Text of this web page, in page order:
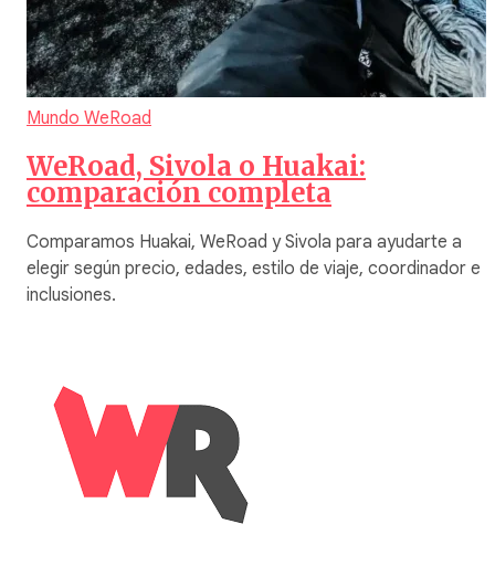
Mundo WeRoad
WeRoad, Sivola o Huakai:
comparación completa
Comparamos Huakai, WeRoad y Sivola para ayudarte a
elegir según precio, edades, estilo de viaje, coordinador e
inclusiones.